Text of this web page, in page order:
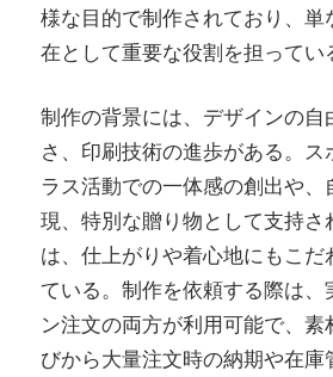
様な目的で制作されており、
在として重要な役割を担ってい
制作の背景には、デザインの自
さ、印刷技術の進歩がある。ス
ラス活動での一体感の創出や、
現、特別な贈り物として支持
は、仕上がりや着心地にもこだ
ている。制作を依頼する際は、
ン注文の両方が利用可能で、
びから大量注文時の納期や在